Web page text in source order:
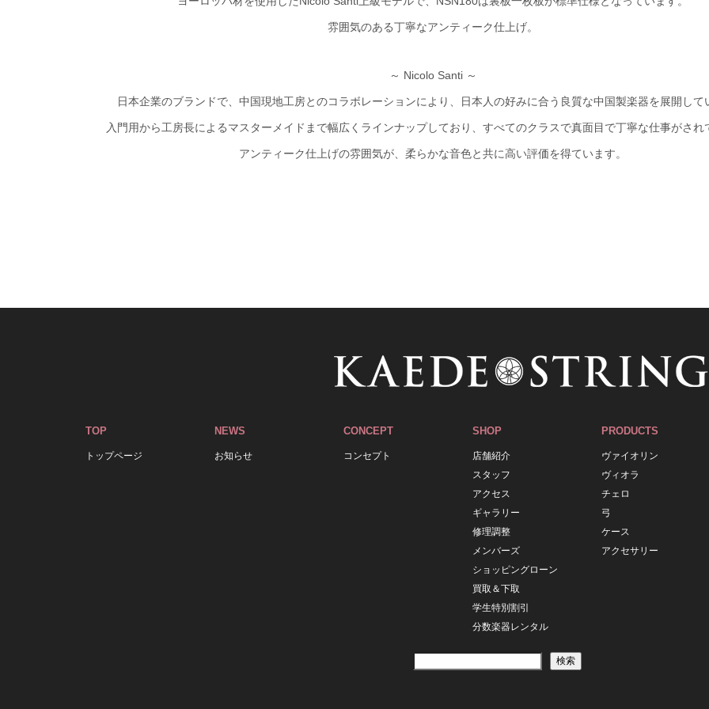
雰囲気のある丁寧なアンティーク仕上げ。
～ Nicolo Santi ～
日本企業のブランドで、中国現地工房とのコラボレーションにより、日本人の好みに合う良質な中国製楽器を展開して
入門用から工房長によるマスターメイドまで幅広くラインナップしており、すべてのクラスで真面目で丁寧な仕事がされ
アンティーク仕上げの雰囲気が、柔らかな音色と共に高い評価を得ています。
TOP
トップページ
NEWS
お知らせ
CONCEPT
コンセプト
SHOP
店舗紹介
スタッフ
アクセス
ギャラリー
修理調整
メンバーズ
ショッピングローン
買取＆下取
学生特別割引
分数楽器レンタル
PRODUCTS
ヴァイオリン
ヴィオラ
チェロ
弓
ケース
アクセサリー
検索